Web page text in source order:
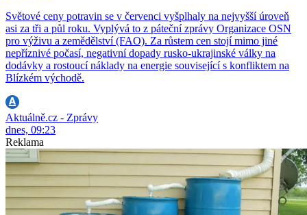
Světové ceny potravin se v červenci vyšplhaly na nejvyšší úroveň
asi za tři a půl roku. Vyplývá to z páteční zprávy Organizace OSN
pro výživu a zemědělství (FAO). Za růstem cen stojí mimo jiné
nepříznivé počasí, negativní dopady rusko-ukrajinské války na
dodávky a rostoucí náklady na energie související s konfliktem na
Blízkém východě.
Aktuálně.cz - Zprávy
dnes, 09:23
Reklama